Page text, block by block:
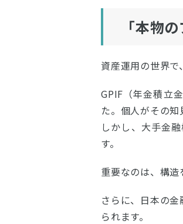
「本物
資産運用の世界で
GPIF（年金積立
た。個人がその知
しかし、大手金
す。
重要なのは、構造
さらに、日本の
られます。